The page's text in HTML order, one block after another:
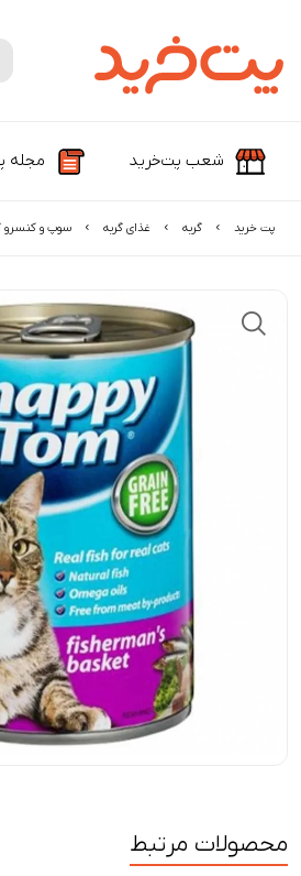
شعب پت‌خرید مجله
پت خرید گربه غذای گربه سوپ و کنسرو
محصولات مرتبط